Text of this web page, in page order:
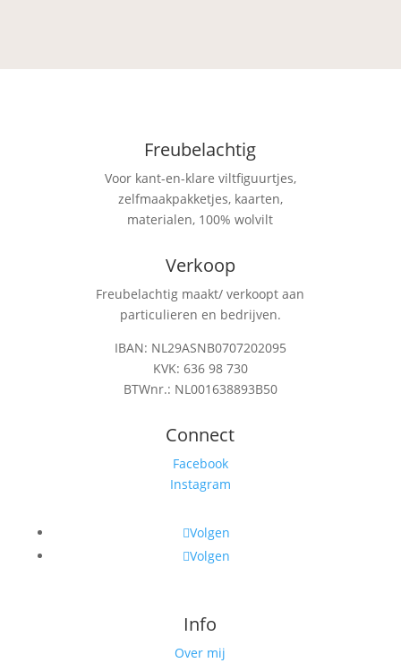
Freubelachtig
Voor kant-en-klare viltfiguurtjes,
zelfmaakpakketjes, kaarten,
materialen, 100% wolvilt
Verkoop
Freubelachtig maakt/ verkoopt aan
particulieren en bedrijven.
IBAN: NL29ASNB0707202095
KVK: 636 98 730
BTWnr.: NL001638893B50
Connect
Facebook
Instagram
Volgen
Volgen
Info
Over mij